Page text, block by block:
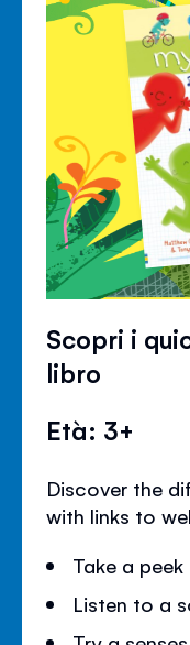
Scopri i
libro
Età: 3+
Discover the
with links to
Take a
Listen to a